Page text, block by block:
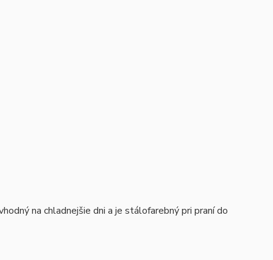
na chladnejšie dni a je stálofarebný pri praní do